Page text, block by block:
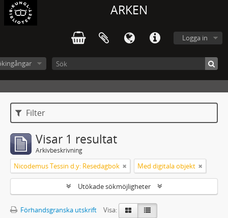
ARKEN
Logga in
Filter
Visar 1 resultat
Arkivbeskrivning
Nicodemus Tessin d.y: Resedagbok Med digitala objekt
Utökade sökmöjligheter
Förhandsgranska utskrift
Visa: